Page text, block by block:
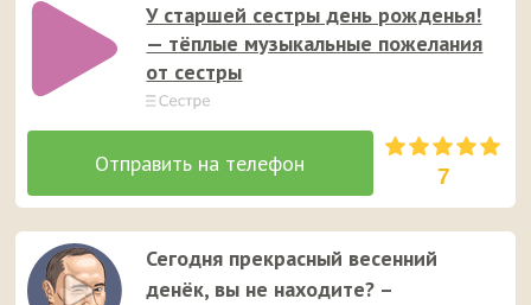
У старшей сестры день рожденья!
— тёплые музыкальные пожелания
от сестры
7
Сегодня прекрасный весенний
денёк, вы не находите? –